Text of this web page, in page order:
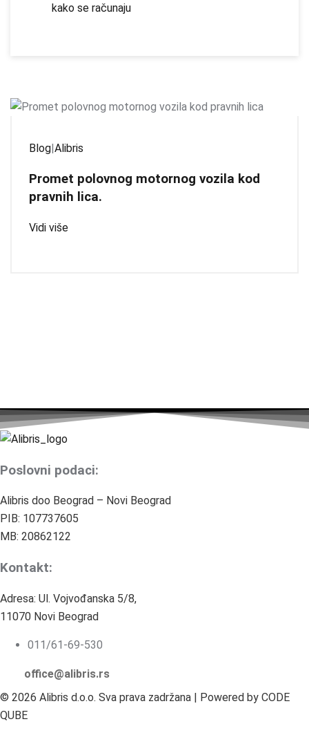
kako se računaju
Blog|Alibris
Promet polovnog motornog vozila kod
pravnih lica.
Vidi više
Poslovni podaci:
Alibris doo Beograd – Novi Beograd
PIB: 107737605
MB: 20862122
Kontakt:
Adresa: Ul. Vojvođanska 5/8,
11070 Novi Beograd
011/61-69-530
office@alibris.rs
© 2026 Alibris d.o.o. Sva prava zadržana | Powered by CODE
QUBE
Budite u toku sa važnim promenama
Pratite naše blog objave i na vreme saznajte novosti iz